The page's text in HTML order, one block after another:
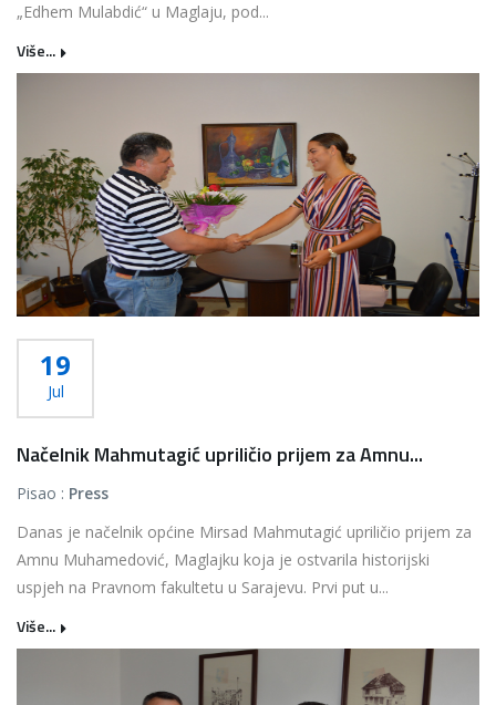
„Edhem Mulabdić“ u Maglaju, pod...
Više...
19
Jul
Načelnik Mahmutagić upriličio prijem za Amnu...
Pisao : Press
Danas je načelnik općine Mirsad Mahmutagić upriličio prijem za
Amnu Muhamedović, Maglajku koja je ostvarila historijski
uspjeh na Pravnom fakultetu u Sarajevu. Prvi put u...
Više...